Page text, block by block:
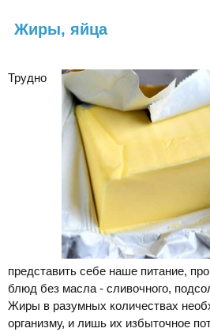
Жиры, яйца
Трудно
представить себе наше питание,
блюд без масла - сливочного,
Жиры в разумных количествах
организму, и лишь их избыточное